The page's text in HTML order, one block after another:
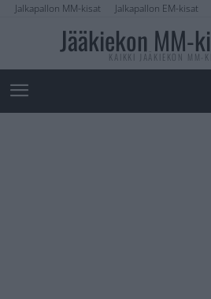
Jalkapallon MM-kisat Jalkapallon EM-kisat
Jääkiekon MM-
KAIKKI JÄÄKIEKON MM-